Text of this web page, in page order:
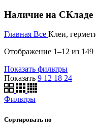
Наличие на СКладе
Главная Все Клеи,
Отображение 1–12 из 149
Показать фильтры
Показать 9 12 18 24
Фильтры
Сортировать по